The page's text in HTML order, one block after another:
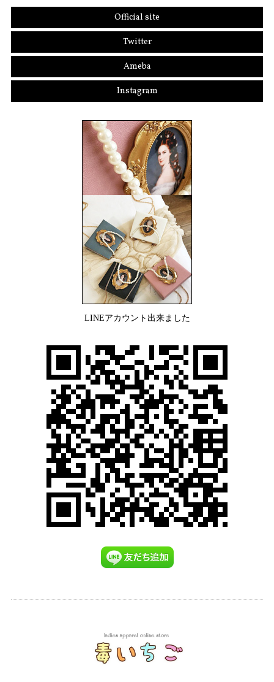
Official site
Twitter
Ameba
Instagram
LINEアカウント出来ました